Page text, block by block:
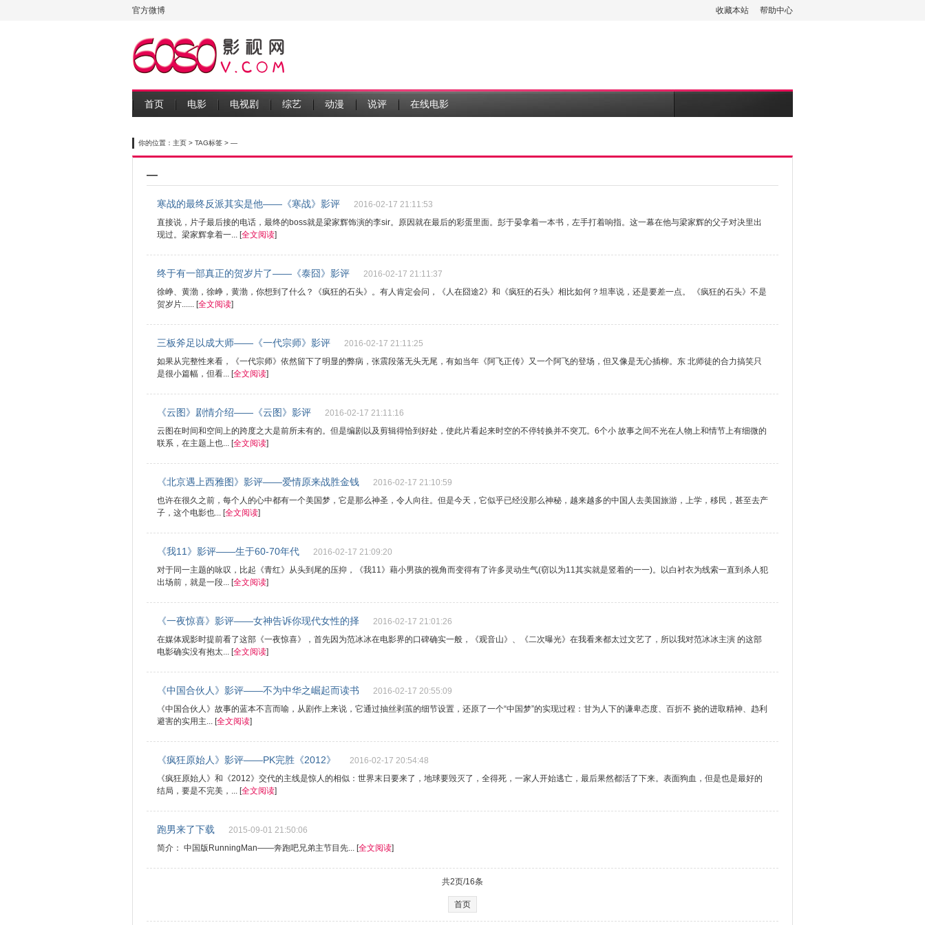
官方微博 收藏本站 帮助中心
首页 电影 电视剧 综艺 动漫 说评 在线电影
你的位置： 主页 > TAG标签 > —
—
寒战的最终反派其实是他——《寒战》影评
2016-02-17 21:11:53
直接说，片子最后接的电话，最终的boss就是梁家辉饰演的李sir。原因就在最后的彩蛋里面。彭于晏拿着一本书，左手打着响指。这一幕在他与梁家辉的父子对决里出
现过。梁家辉拿着一... [全文阅读]
终于有一部真正的贺岁片了——《泰囧》影评
2016-02-17 21:11:37
徐峥、黄渤，徐峥，黄渤，你想到了什么？《疯狂的石头》。有人肯定会问，《人在囧途2》和《疯狂的石头》相比如何？坦率说，还是要差一点。 《疯狂的石头》不是
贺岁片...... [全文阅读]
三板斧足以成大师——《一代宗师》影评
2016-02-17 21:11:25
如果从完整性来看，《一代宗师》依然留下了明显的弊病，张震段落无头无尾，有如当年《阿飞正传》又一个阿飞的登场，但又像是无心插柳。东 北师徒的合力搞笑只
是很小篇幅，但看... [全文阅读]
《云图》剧情介绍——《云图》影评
2016-02-17 21:11:16
云图在时间和空间上的跨度之大是前所未有的。但是编剧以及剪辑得恰到好处，使此片看起来时空的不停转换并不突兀。6个小 故事之间不光在人物上和情节上有细微的
联系，在主题上也... [全文阅读]
《北京遇上西雅图》影评——爱情原来战胜金钱
2016-02-17 21:10:59
也许在很久之前，每个人的心中都有一个美国梦，它是那么神圣，令人向往。但是今天，它似乎已经没那么神秘，越来越多的中国人去美国旅游，上学，移民，甚至去产
子，这个电影也... [全文阅读]
《我11》影评——生于60-70年代
2016-02-17 21:09:20
对于同一主题的咏叹，比起《青红》从头到尾的压抑，《我11》藉小男孩的视角而变得有了许多灵动生气(窃以为11其实就是竖着的一一)。以白衬衣为线索一直到杀人犯
出场前，就是一段... [全文阅读]
《一夜惊喜》影评——女神告诉你现代女性的择
2016-02-17 21:01:26
在媒体观影时提前看了这部《一夜惊喜》，首先因为范冰冰在电影界的口碑确实一般，《观音山》、《二次曝光》在我看来都太过文艺了，所以我对范冰冰主演 的这部
电影确实没有抱太... [全文阅读]
《中国合伙人》影评——不为中华之崛起而读书
2016-02-17 20:55:09
《中国合伙人》故事的蓝本不言而喻，从剧作上来说，它通过抽丝剥茧的细节设置，还原了一个“中国梦”的实现过程：甘为人下的谦卑态度、百折不 挠的进取精神、趋利
避害的实用主... [全文阅读]
《疯狂原始人》影评——PK完胜《2012》
2016-02-17 20:54:48
《疯狂原始人》和《2012》交代的主线是惊人的相似：世界末日要来了，地球要毁灭了，全得死，一家人开始逃亡，最后果然都活了下来。表面狗血，但是也是最好的
结局，要是不完美，... [全文阅读]
跑男来了下载
2015-09-01 21:50:06
简介： 中国版RunningMan——奔跑吧兄弟主节目先... [全文阅读]
共2页/16条
首页